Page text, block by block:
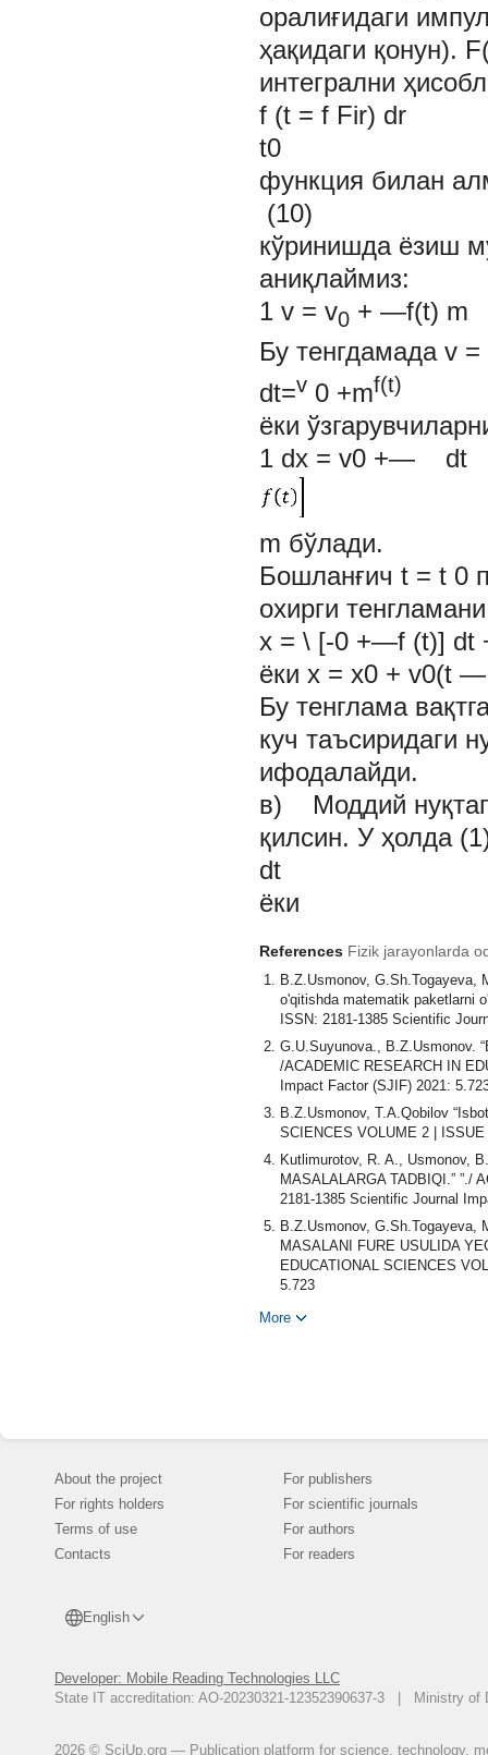
оралиғидаги
ҳақидаги қонун).
интегрални
f (t = f Fir) dr
t0
функция билан
(10)
кўринишда ёзиш
аниқлаймиз:
1 v = v0 + —f(t) m
Бу тенгдамада v
dt=v 0 +mf(t)
ёки
1 dx = v0 +— dt
m бўлади.
Бошланғич t = t 0
охирги
x = \ [-0 +—f (t)]
ёки x = x0 + v0(t
Бу тенглама
куч таъсиридаги
ифодалайди.
в) Моддий
қилсин. У ҳолда
dt
ёки
References Fizik jarayonlarda
B.Z.Usmonov, G.Sh.Togayeva,
o'qitishda matematik paketlarni
ISSN: 2181-1385 Scientific
G.U.Suyunova., B.Z.Usmonov.
/ACADEMIC RESEARCH IN
Impact Factor (SJIF) 2021:
B.Z.Usmonov, T.A.Qobilov
SCIENCES VOLUME 2 |
Kutlimurotov, R. A., Usmonov,
MASALALARGA TADBIQI.” ”./
2181-1385 Scientific Journal
B.Z.Usmonov, G.Sh.Togayeva,
MASALANI FURE USULIDA
EDUCATIONAL SCIENCES
5.723
Исломов Б.И., Усмонов Б. З.
гиперболического типа . //
Усмонов Б. З. Нелокальная
Исломов Б.И., Усмонов Б. З.
оператором Лаврентьева-
приложения». Ташкент. 2017.
оператором Лаврентьева-
More
About the project
For rights holders
Terms of use
Contacts
English
Developer: Mobile Reading Technologies LLC
State IT accreditation: AO-20230321-12352390637-3 | Ministry of
2026 © SciUp.org — Publication platform for science, technology,
For publishers
For scientific journals
For authors
For readers